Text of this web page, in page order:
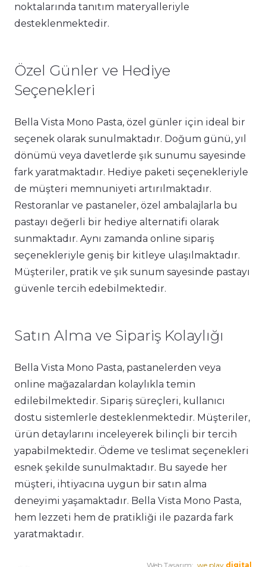
noktalarında tanıtım materyalleriyle
desteklenmektedir.
Özel Günler ve Hediye
Seçenekleri
Bella Vista Mono Pasta, özel günler için ideal bir
seçenek olarak sunulmaktadır. Doğum günü, yıl
dönümü veya davetlerde şık sunumu sayesinde
fark yaratmaktadır. Hediye paketi seçenekleriyle
de müşteri memnuniyeti artırılmaktadır.
Restoranlar ve pastaneler, özel ambalajlarla bu
pastayı değerli bir hediye alternatifi olarak
sunmaktadır. Aynı zamanda online sipariş
seçenekleriyle geniş bir kitleye ulaşılmaktadır.
Müşteriler, pratik ve şık sunum sayesinde pastayı
güvenle tercih edebilmektedir.
Satın Alma ve Sipariş Kolaylığı
Bella Vista Mono Pasta, pastanelerden veya
online mağazalardan kolaylıkla temin
edilebilmektedir. Sipariş süreçleri, kullanıcı
dostu sistemlerle desteklenmektedir. Müşteriler,
ürün detaylarını inceleyerek bilinçli bir tercih
yapabilmektedir. Ödeme ve teslimat seçenekleri
esnek şekilde sunulmaktadır. Bu sayede her
müşteri, ihtiyacına uygun bir satın alma
deneyimi yaşamaktadır. Bella Vista Mono Pasta,
hem lezzeti hem de pratikliği ile pazarda fark
yaratmaktadır.
Web Tasarım: .we play digital